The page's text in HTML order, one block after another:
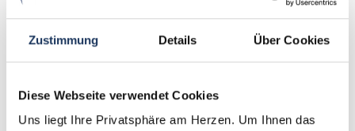
Zustimmung Details Über Cookies
Diese Webseite verwendet Cookies
Uns liegt Ihre Privatsphäre am Herzen. Um Ihnen das
Kontaktieren Sie mich gerne bei Fragen zum
Suchprofil und Ihren Wünschen zur Traumstelle als
ZFA, ZMF, ZMV, ZMP, DH, ZT oder PM. Gemeinsam
Sie lediglich einen Lebenslauf und kein Anschreiben.